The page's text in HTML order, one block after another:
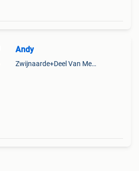
Andy
Zwijnaarde+Deel Van Merelbeke